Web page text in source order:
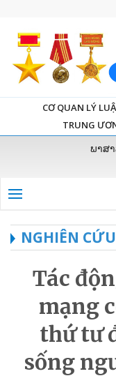
CƠ QUAN LÝ
TRUNG
ພາສ
NGHIÊN
Tác
mạng
thứ tư
sống